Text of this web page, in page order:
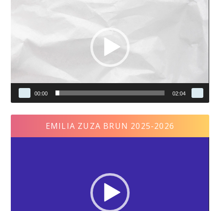
00:00 02:04
EMILIA ZUZA BRUN 2025-2026